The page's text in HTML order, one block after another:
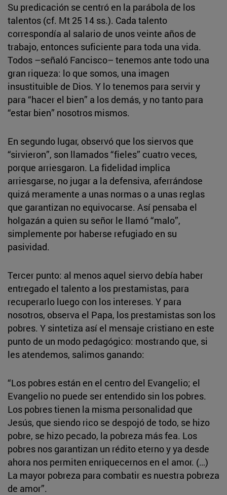
Su predicación se centró en la parábola de los
talentos (cf. Mt 25 14 ss.). Cada talento
correspondía al salario de unos veinte años de
trabajo, entonces suficiente para toda una vida.
Todos –señaló Fancisco– tenemos ante todo una
gran riqueza: lo que somos, una imagen
insustituible de Dios. Y lo tenemos para servir y
para “hacer el bien” a los demás, y no tanto para
“estar bien” nosotros mismos.
En segundo lugar, observó que los siervos que
“sirvieron”, son llamados “fieles” cuatro veces,
porque arriesgaron. La fidelidad implica
arriesgarse, no jugar a la defensiva, aferrándose
quizá meramente a unas normas o a unas reglas
que garantizan no equivocarse. Así pensaba el
holgazán a quien su señor le llamó “malo”,
simplemente por haberse refugiado en su
pasividad.
Tercer punto: al menos aquel siervo debía haber
entregado el talento a los prestamistas, para
recuperarlo luego con los intereses. Y para
nosotros, observa el Papa, los prestamistas son los
pobres. Y sintetiza así el mensaje cristiano en este
punto de un modo pedagógico: mostrando que, si
les atendemos, salimos ganando:
“Los pobres están en el centro del Evangelio; el
Evangelio no puede ser entendido sin los pobres.
Los pobres tienen la misma personalidad que
Jesús, que siendo rico se despojó de todo, se hizo
pobre, se hizo pecado, la pobreza más fea. Los
pobres nos garantizan un rédito eterno y ya desde
ahora nos permiten enriquecernos en el amor. (…)
La mayor pobreza para combatir es nuestra pobreza
de amor”.